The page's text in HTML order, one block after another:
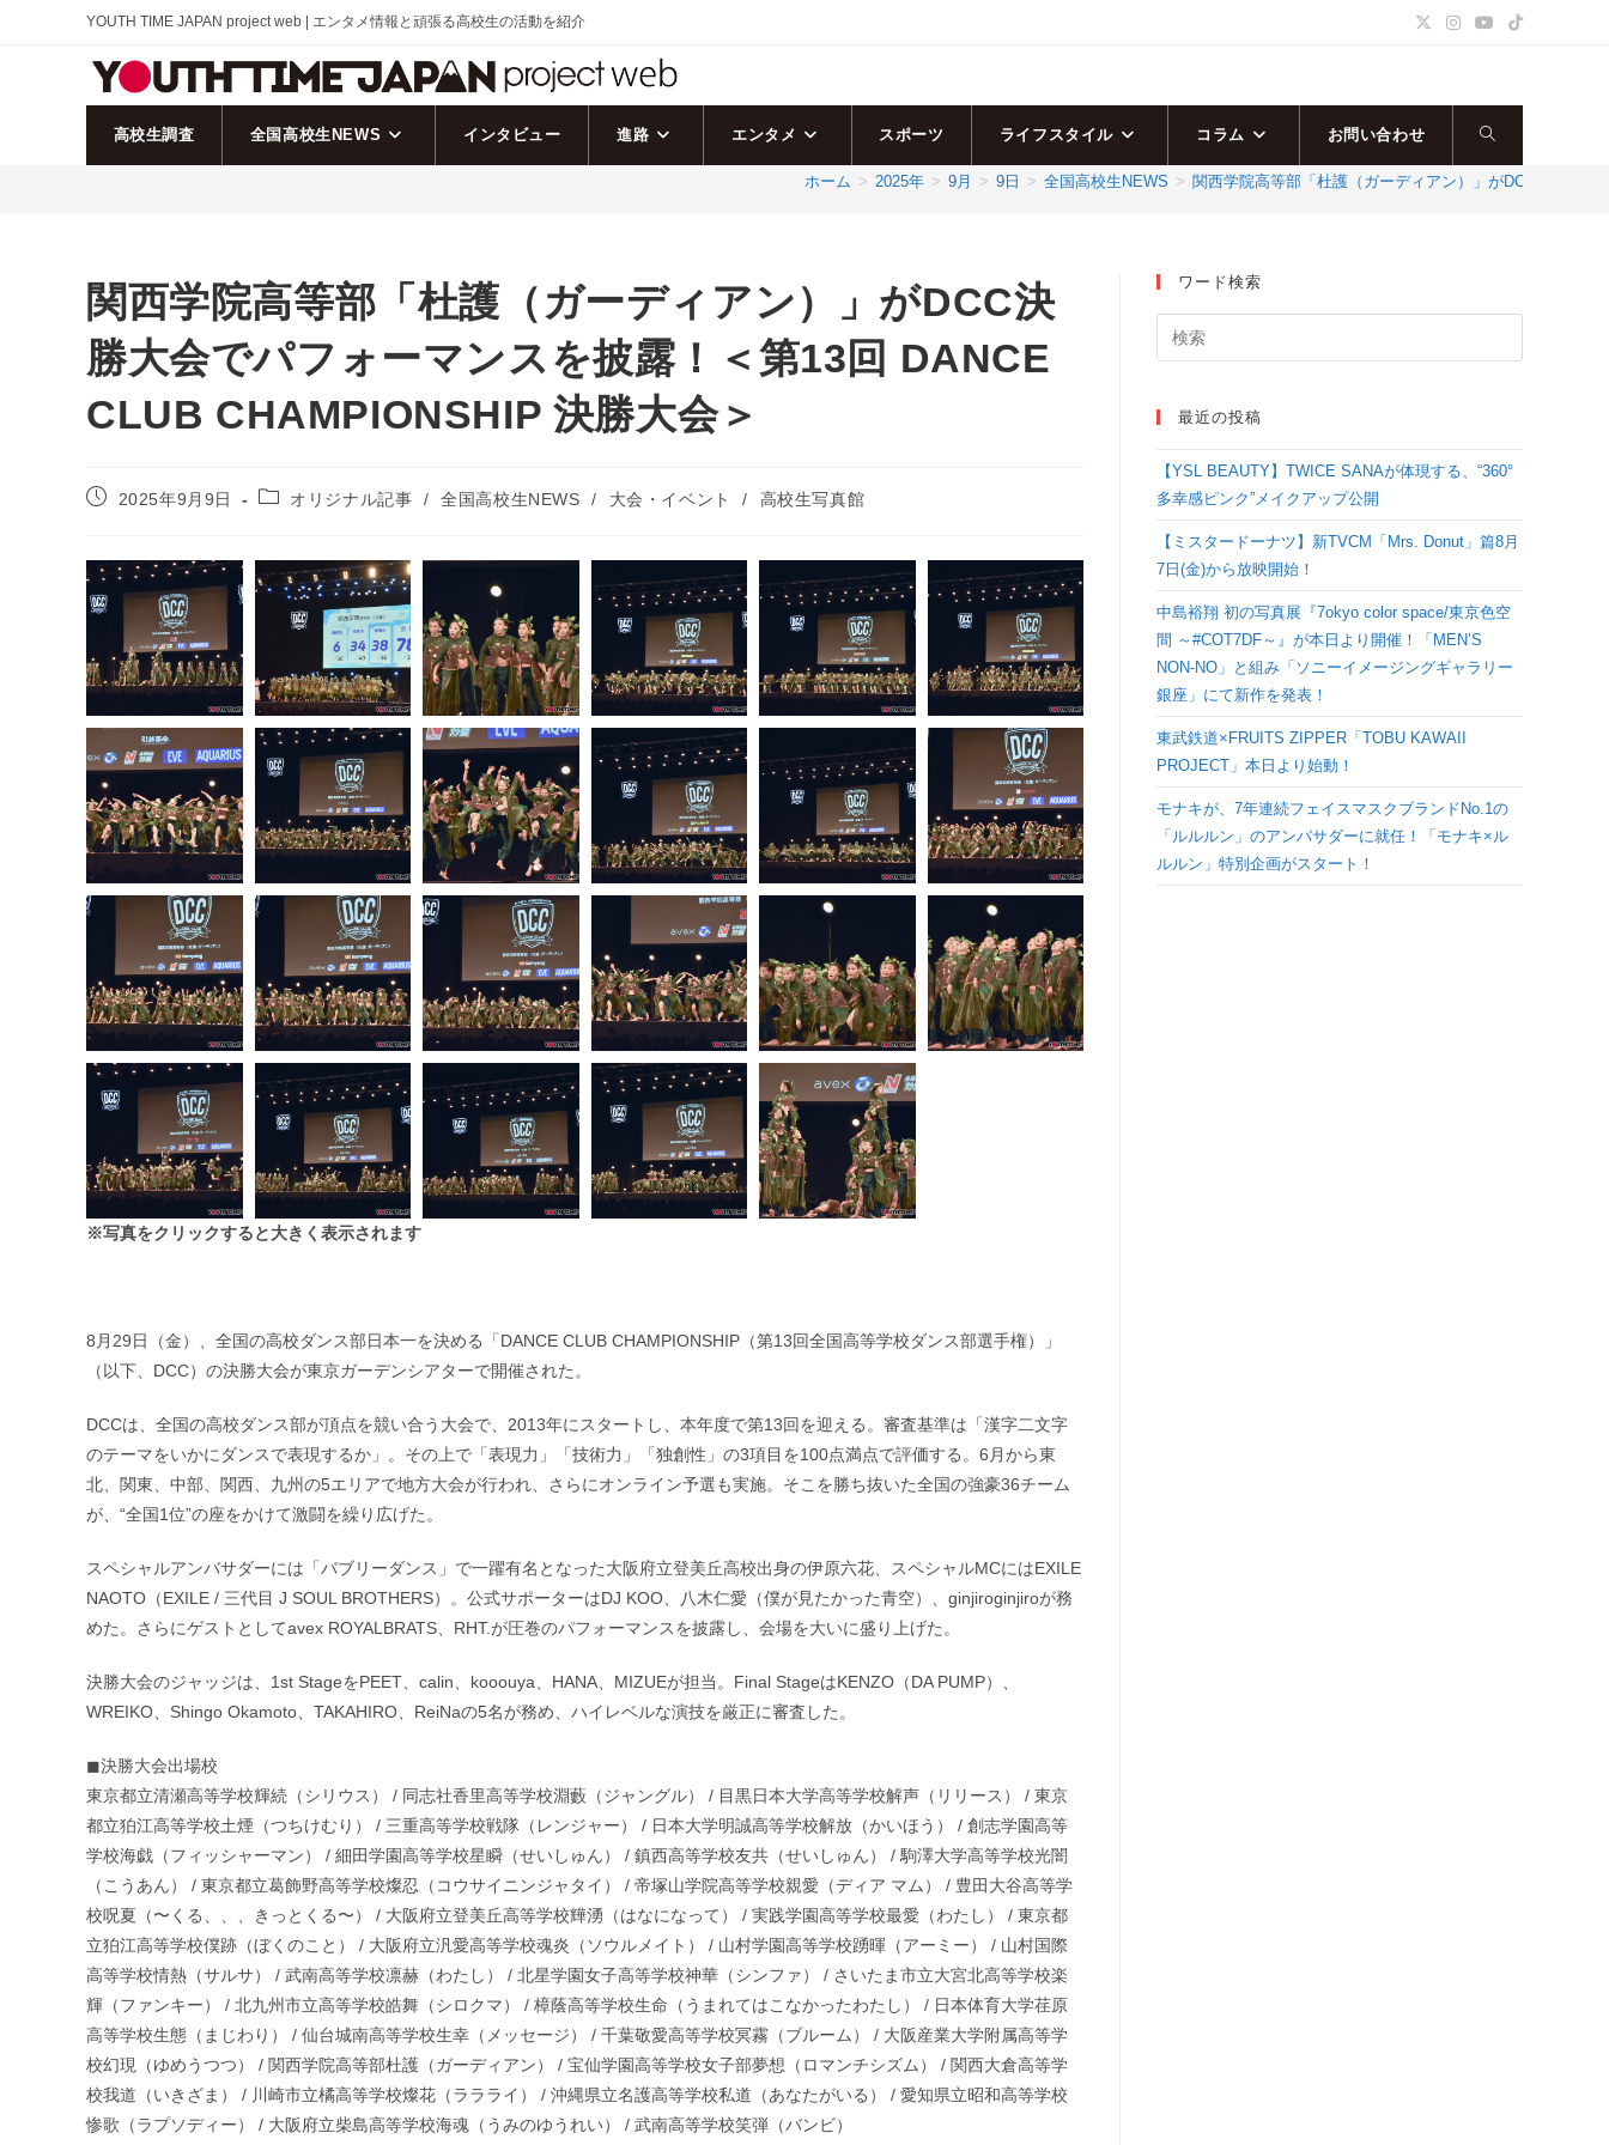
YOUTH TIME JAPAN project web | エンタメ情報と頑張る高校生の活動を紹介
高校生調査 全国高校生NEWS インタビュー 進路 エンタメ スポーツ ライフスタイル コラム お問い合わせ ウ
ェ
サ
検
索
を
ホーム > 2025年 > 9月 > 9日 > 全国高校生NEWS > 関西学院高等部「杜護（ガーディアン）」がDCC決勝大
関西学院高等部「杜護（ガーディアン）」がDCC決
勝大会でパフォーマンスを披露！＜第13回 DANCE
CLUB CHAMPIONSHIP 決勝大会＞
投
開
日:
2025年9月9日
投
テ
ゴ
オリジナル記事 / 全国高校生NEWS / 大会・イベント / 高校生写真館
※写真をクリックすると大きく表示されます
8月29日（金）、全国の高校ダンス部日本一を決める「DANCE CLUB CHAMPIONSHIP（第13回全国高等学校ダンス部選手権）」
（以下、DCC）の決勝大会が東京ガーデンシアターで開催された。
DCCは、全国の高校ダンス部が頂点を競い合う大会で、2013年にスタートし、本年度で第13回を迎える。審査基準は「漢字二文字
のテーマをいかにダンスで表現するか」。その上で「表現力」「技術力」「独創性」の3項目を100点満点で評価する。6月から東
北、関東、中部、関西、九州の5エリアで地方大会が行われ、さらにオンライン予選も実施。そこを勝ち抜いた全国の強豪36チーム
が、“全国1位”の座をかけて激闘を繰り広げた。
スペシャルアンバサダーには「バブリーダンス」で一躍有名となった大阪府立登美丘高校出身の伊原六花、スペシャルMCにはEXILE
NAOTO（EXILE / 三代目 J SOUL BROTHERS）。公式サポーターはDJ KOO、八木仁愛（僕が見たかった青空）、ginjiroginjiroが務
めた。さらにゲストとしてavex ROYALBRATS、RHT.が圧巻のパフォーマンスを披露し、会場を大いに盛り上げた。
決勝大会のジャッジは、1st StageをPEET、calin、kooouya、HANA、MIZUEが担当。Final StageはKENZO（DA PUMP）、
WREIKO、Shingo Okamoto、TAKAHIRO、ReiNaの5名が務め、ハイレベルな演技を厳正に審査した。
◼︎決勝大会出場校
東京都立清瀬高等学校輝続（シリウス） / 同志社香里高等学校淵藪（ジャングル） / 目黒日本大学高等学校解声（リリース） / 東京
都立狛江高等学校土煙（つちけむり） / 三重高等学校戦隊（レンジャー） / 日本大学明誠高等学校解放（かいほう） / 創志学園高等
学校海戯（フィッシャーマン） / 細田学園高等学校星瞬（せいしゅん） / 鎮西高等学校友共（せいしゅん） / 駒澤大学高等学校光闇
（こうあん） / 東京都立葛飾野高等学校燦忍（コウサイニンジャタイ） / 帝塚山学院高等学校親愛（ディア マム） / 豊田大谷高等学
校呪夏（〜くる、、、きっとくる〜） / 大阪府立登美丘高等学校㒯湧（はなになって） / 実践学園高等学校最愛（わたし） / 東京都
立狛江高等学校僕跡（ぼくのこと） / 大阪府立汎愛高等学校魂炎（ソウルメイト） / 山村学園高等学校踴暉（アーミー） / 山村国際
高等学校情熱（サルサ） / 武南高等学校凛赫（わたし） / 北星学園女子高等学校神華（シンファ） / さいたま市立大宮北高等学校楽
輝（ファンキー） / 北九州市立高等学校皓舞（シロクマ） / 樟蔭高等学校生命（うまれてはこなかったわたし） / 日本体育大学荏原
高等学校生態（まじわり） / 仙台城南高等学校生幸（メッセージ） / 千葉敬愛高等学校冥霧（ブルーム） / 大阪産業大学附属高等学
校幻現（ゆめうつつ） / 関西学院高等部杜護（ガーディアン） / 宝仙学園高等学校女子部夢想（ロマンチシズム） / 関西大倉高等学
校我道（いきざま） / 川崎市立橘高等学校燦花（ララライ） / 沖縄県立名護高等学校私道（あなたがいる） / 愛知県立昭和高等学校
惨歌（ラプソディー） / 大阪府立柴島高等学校海魂（うみのゆうれい） / 武南高等学校笑弾（バンビ）
ワード検索
最近の投稿
【YSL BEAUTY】TWICE SANAが体現する、“360°
多幸感ピンク”メイクアップ公開
【ミスタードーナツ】新TVCM「Mrs. Donut」篇8月
7日(金)から放映開始！
中島裕翔 初の写真展『7okyo color space/東京色空
間 ～#COT7DF～』が本日より開催！「MEN’S
NON-NO」と組み「ソニーイメージングギャラリー
銀座」にて新作を発表！
東武鉄道×FRUITS ZIPPER「TOBU KAWAII
PROJECT」本日より始動！
モナキが、7年連続フェイスマスクブランドNo.1の
「ルルルン」のアンバサダーに就任！「モナキ×ル
ルルン」特別企画がスタート！